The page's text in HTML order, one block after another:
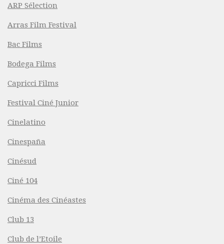
ARP Sélection
Arras Film Festival
Bac Films
Bodega Films
Capricci Films
Festival Ciné Junior
Cinelatino
Cinespaña
Cinésud
Ciné 104
Cinéma des Cinéastes
Club 13
Club de l’Etoile